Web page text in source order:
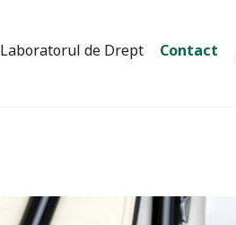
Laboratorul de Drept Contact